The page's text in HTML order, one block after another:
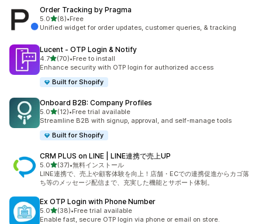
Order Tracking by Pragma
5.05つ星中
(8)
合計レビュー数：8件
•Free
Unified widget for order updates, customer queries, & tracking
Lucent ‑ OTP Login & Notify
4.75つ星中
(70)
合計レビュー数：70件
•Free to install
Enhance security with OTP login for authorized access
Built for Shopify
Onboard B2B: Company Profiles
5.05つ星中
(12)
合計レビュー数：12件
•Free trial available
Streamline B2B with signup, approval, and self-manage tools
Built for Shopify
CRM PLUS on LINE | LINE連携で売上UP
5.05つ星中
(37)
合計レビュー数：37件
•無料インストール
LINE連携で、売上や顧客体験を向上！店舗・ECでの連携促進からカゴ落
ち等のメッセージ配信まで、充実した機能とサポート体制。
Ex OTP Login with Phone Number
5.05つ星中
(38)
合計レビュー数：38件
•Free trial available
Enable fast, secure OTP login via phone or email on store.